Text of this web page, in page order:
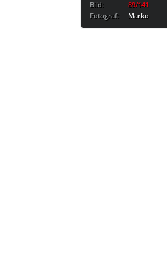
Bild:
89/141
Fotograf:
Marko